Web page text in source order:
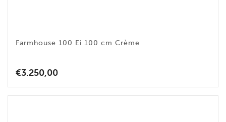
Farmhouse 100 Ei 100 cm Crème
€3.250,00